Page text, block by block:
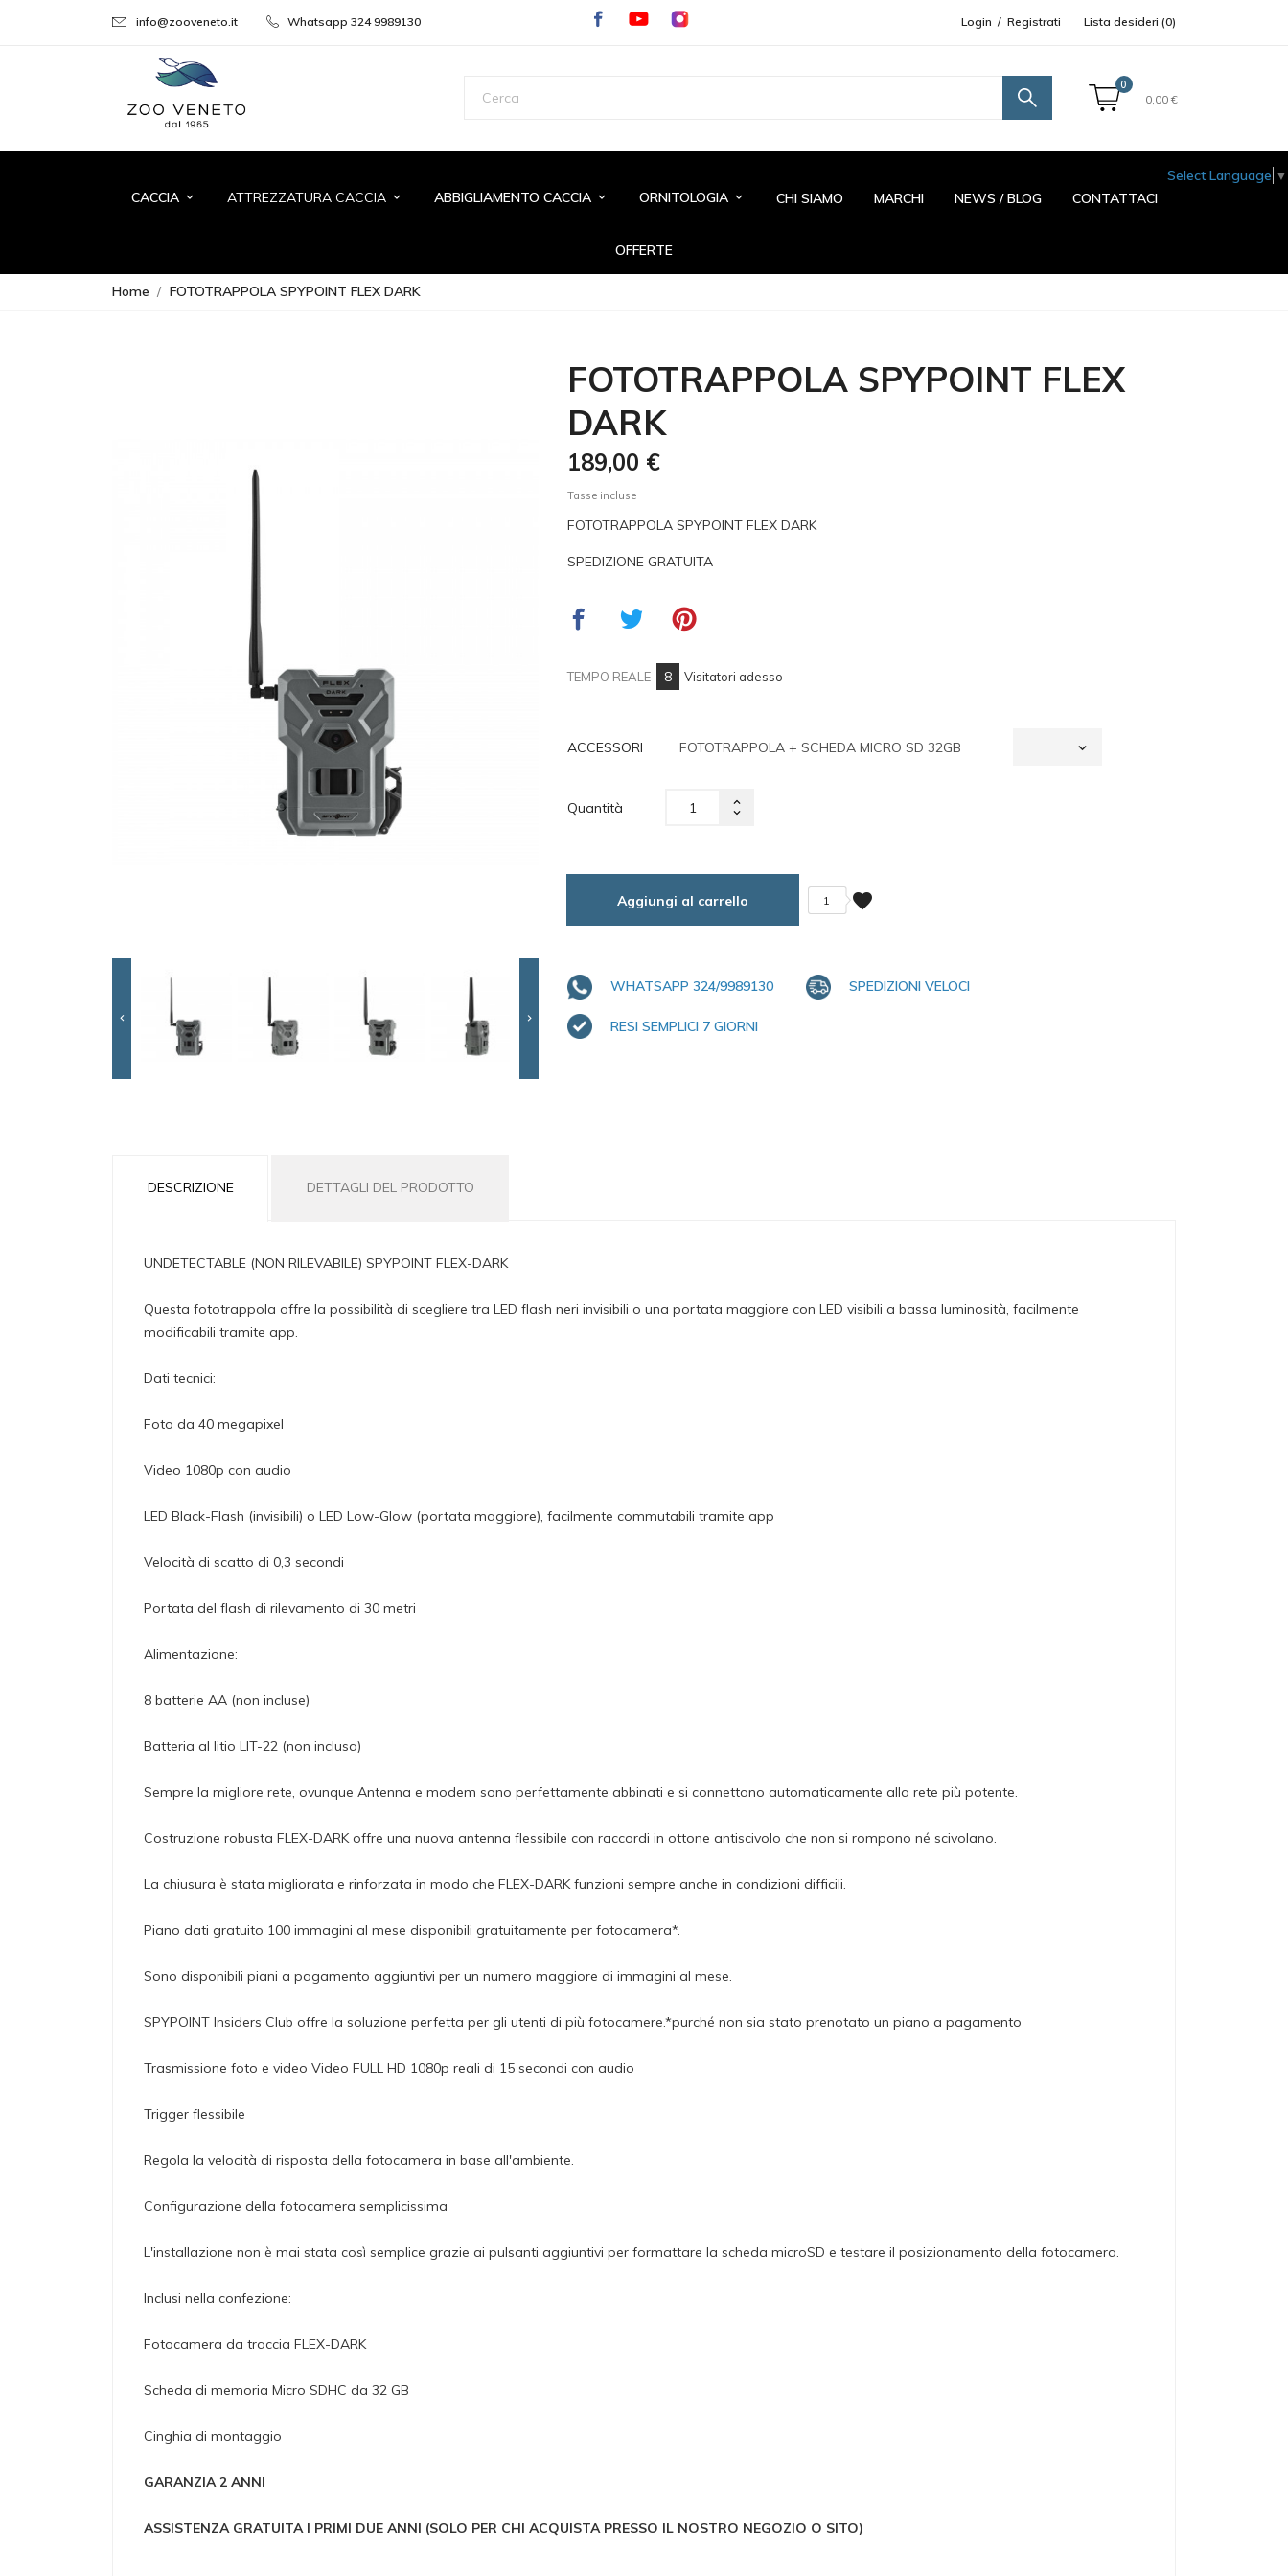
Select Language ▼
info@zooveneto.it Whatsapp 324 9989130 Login / Registrati Lista desideri (0)
0
0,00 €
CACCIA keyboard_arrow_down ATTREZZATURA CACCIA keyboard_arrow_down ABBIGLIAMENTO CACCIA keyboard_arrow_down ORNITOLOGIA keyboard_arrow_down CHI SIAMO MARCHI NEWS / BLOG CONTATTACI
OFFERTE
Home FOTOTRAPPOLA SPYPOINT FLEX DARK
 
FOTOTRAPPOLA SPYPOINT FLEX
DARK
189,00 €
Tasse incluse
FOTOTRAPPOLA SPYPOINT FLEX DARK
SPEDIZIONE GRATUITA
TEMPO REALE 8 Visitatori adesso
ACCESSORI
Quantità
Aggiungi al carrello favorite
1
WHATSAPP 324/9989130 SPEDIZIONI VELOCI
RESI SEMPLICI 7 GIORNI
DESCRIZIONE DETTAGLI DEL PRODOTTO
UNDETECTABLE (NON RILEVABILE) SPYPOINT FLEX-DARK
Questa fototrappola offre la possibilità di scegliere tra LED flash neri invisibili o una portata maggiore con LED visibili a bassa luminosità, facilmente
modificabili tramite app.
Dati tecnici:
Foto da 40 megapixel
Video 1080p con audio
LED Black-Flash (invisibili) o LED Low-Glow (portata maggiore), facilmente commutabili tramite app
Velocità di scatto di 0,3 secondi
Portata del flash di rilevamento di 30 metri
Alimentazione:
8 batterie AA (non incluse)
Batteria al litio LIT-22 (non inclusa)
Sempre la migliore rete, ovunque Antenna e modem sono perfettamente abbinati e si connettono automaticamente alla rete più potente.
Costruzione robusta FLEX-DARK offre una nuova antenna flessibile con raccordi in ottone antiscivolo che non si rompono né scivolano.
La chiusura è stata migliorata e rinforzata in modo che FLEX-DARK funzioni sempre anche in condizioni difficili.
Piano dati gratuito 100 immagini al mese disponibili gratuitamente per fotocamera*.
Sono disponibili piani a pagamento aggiuntivi per un numero maggiore di immagini al mese.
SPYPOINT Insiders Club offre la soluzione perfetta per gli utenti di più fotocamere.*purché non sia stato prenotato un piano a pagamento
Trasmissione foto e video Video FULL HD 1080p reali di 15 secondi con audio
Trigger flessibile
Regola la velocità di risposta della fotocamera in base all'ambiente.
Configurazione della fotocamera semplicissima
L'installazione non è mai stata così semplice grazie ai pulsanti aggiuntivi per formattare la scheda microSD e testare il posizionamento della fotocamera.
Inclusi nella confezione:
Fotocamera da traccia FLEX-DARK
Scheda di memoria Micro SDHC da 32 GB
Cinghia di montaggio
GARANZIA 2 ANNI
ASSISTENZA GRATUITA I PRIMI DUE ANNI (SOLO PER CHI ACQUISTA PRESSO IL NOSTRO NEGOZIO O SITO)